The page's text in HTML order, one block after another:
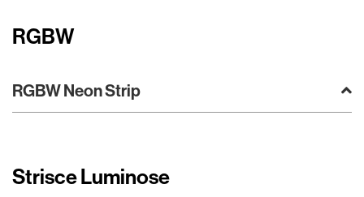
RGBW
RGBW Neon Strip
Strisce Luminose